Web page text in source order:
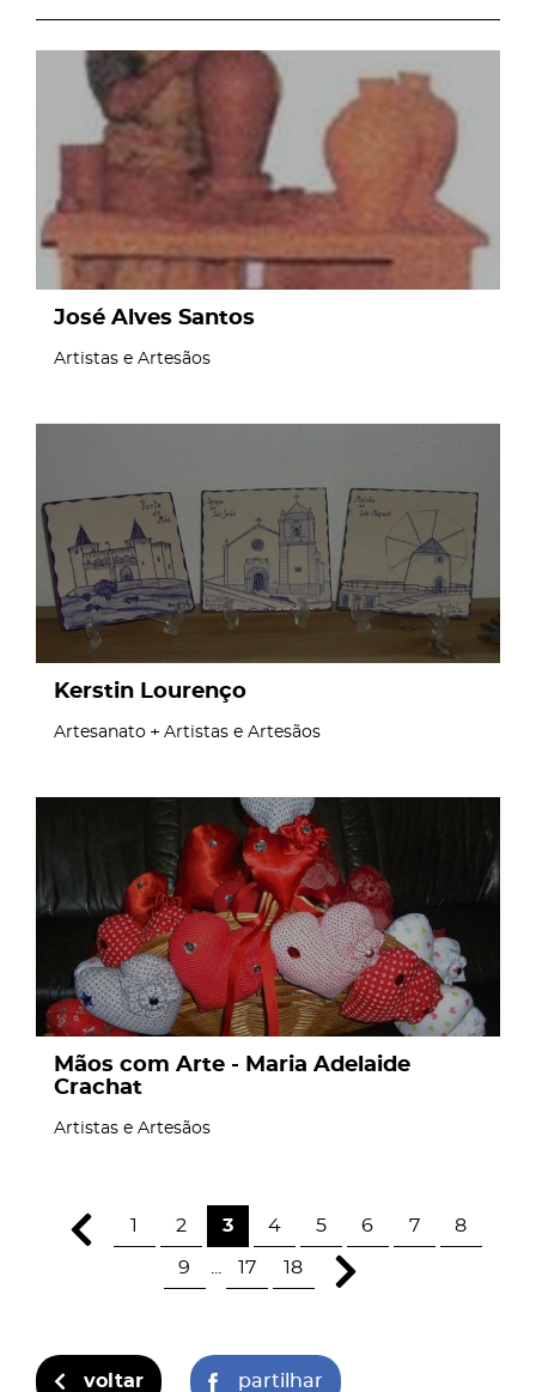
page
José Alves Santos
Artistas e Artesãos
Kerstin Lourenço
Artesanato Artistas e Artesãos
Mãos com Arte - Maria Adelaide
Crachat
Artistas e Artesãos
1 2 3 4 5 6 7 8
9 17 18
voltar partilhar